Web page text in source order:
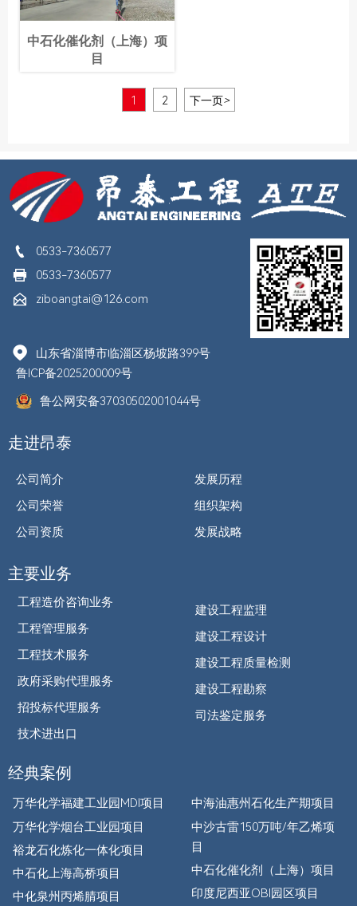
中石化催化剂（上海）项
目
1 2 下一页>
 0533-7360577
 0533-7360577
 ziboangtai@126.com

山东省淄博市临淄区杨坡路399号
鲁ICP备2025200009号
鲁公网安备37030502001044号
走进昂泰
公司简介
公司荣誉
公司资质
发展历程
组织架构
发展战略
主要业务
工程造价咨询业务
工程管理服务
工程技术服务
政府采购代理服务
招投标代理服务
技术进出口
建设工程监理
建设工程设计
建设工程质量检测
建设工程勘察
司法鉴定服务
经典案例
万华化学福建工业园MDI项目
万华化学烟台工业园项目
裕龙石化炼化一体化项目
中石化上海高桥项目
中化泉州丙烯腈项目
中海油惠州石化生产期项目
中沙古雷150万吨/年乙烯项
目
中石化催化剂（上海）项目
印度尼西亚OBI园区项目